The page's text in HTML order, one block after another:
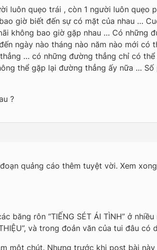
luôn quẹo trái , còn 1 người luôn quẹo
giờ biết đến sự có mặt của nhau …
không bao giờ gặp nhau … Có những
ngày nào tháng nào năm nào mới có
… có những đường thẳng chỉ có thể
thể gặp lại đường thẳng ấy nữa …
?
quảng cáo thêm tuyệt vời. Xem
băng rôn “TIẾNG SÉT ÁI TÌNH” ở
và trong đoản văn của tui đâu
một chút. Nhưng trước khi post bài